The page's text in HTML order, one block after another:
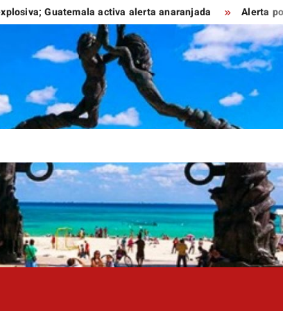
activa alerta anaranjada Alerta por reto viral